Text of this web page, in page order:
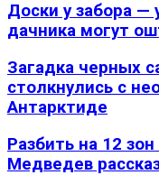
Доски у забора —
дачника могут
Загадка черных
столкнулись с
Антарктиде
Разбить на 12
Медведев